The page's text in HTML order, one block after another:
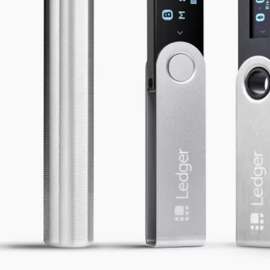
مقارنة أجهزة توقيع Ledger
جميع الأصول المشفرة المدعومة
ما هي محفظة الأصول المشفرة؟